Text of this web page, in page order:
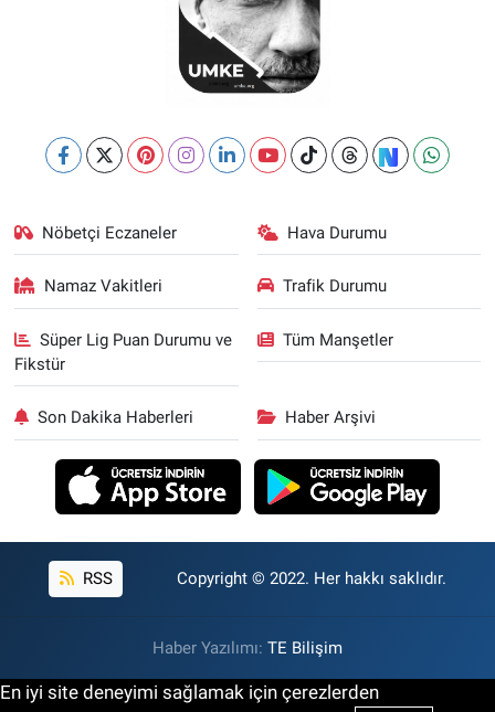
Nöbetçi Eczaneler Hava Durumu
Namaz Vakitleri Trafik Durumu
Süper Lig Puan Durumu ve
Fikstür
Tüm Manşetler
Son Dakika Haberleri Haber Arşivi
RSS Copyright © 2022. Her hakkı saklıdır.
Haber Yazılımı: TE Bilişim
En iyi site deneyimi sağlamak için çerezlerden